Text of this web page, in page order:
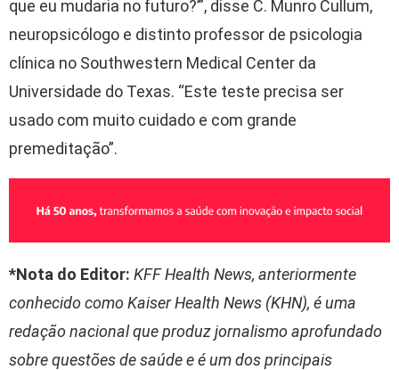
que eu mudaria no futuro?’”, disse C. Munro Cullum,
neuropsicólogo e distinto professor de psicologia
clínica no Southwestern Medical Center da
Universidade do Texas. “Este teste precisa ser
usado com muito cuidado e com grande
premeditação”.
*Nota do Editor: KFF Health News, anteriormente
conhecido como Kaiser Health News (KHN), é uma
redação nacional que produz jornalismo aprofundado
sobre questões de saúde e é um dos principais